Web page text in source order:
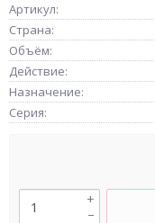
Артикул:
Страна:
Объём:
Действие:
Назначение:
Серия:
–
+